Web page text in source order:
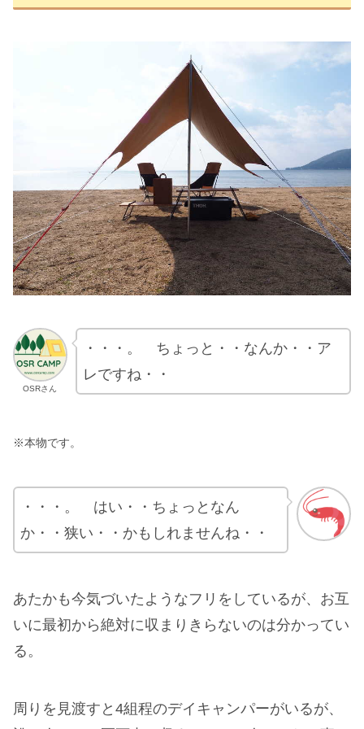
OSRさん
・・・。 ちょっと・・なんか・・ア
レですね・・
※本物です。
・・・。 はい・・ちょっとなん
か・・狭い・・かもしれませんね・・
あたかも今気づいたようなフリをしているが、お互
いに最初から絶対に収まりきらないのは分かってい
る。
周りを見渡すと4組程のデイキャンパーがいるが、